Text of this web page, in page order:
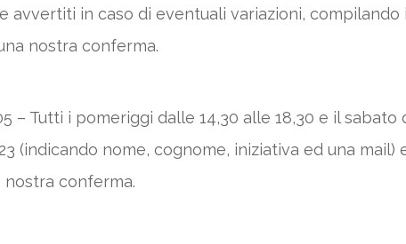
avvertiti in caso di eventuali variazioni,
nostra conferma.
– Tutti i pomeriggi dalle 14,30 alle 18,30 e il sabato
(indicando nome, cognome, iniziativa ed una
conferma.